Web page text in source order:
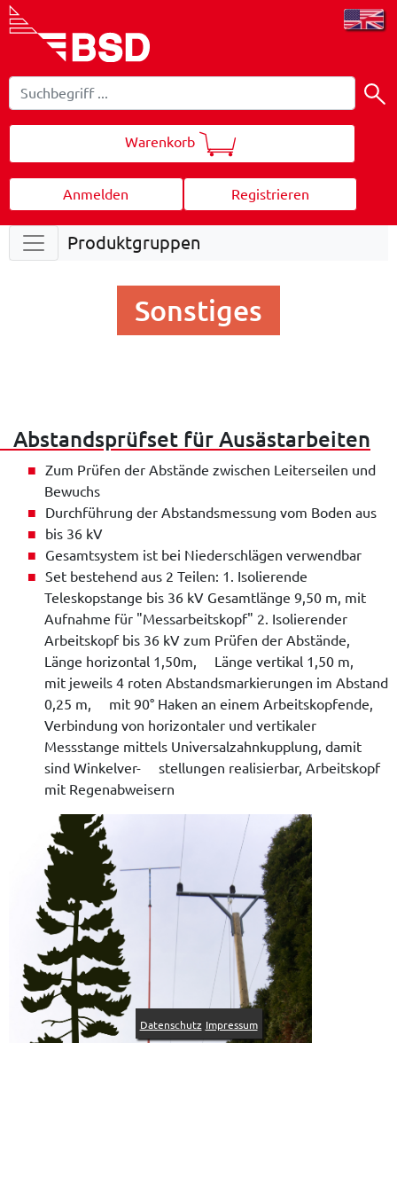
Warenkorb
Anmelden Registrieren
Produktgruppen
Sonstiges
Abstandsprüfset für Ausästarbeiten
Zum Prüfen der Abstände zwischen Leiterseilen und
Bewuchs
Durchführung der Abstandsmessung vom Boden aus
bis 36 kV
Gesamtsystem ist bei Niederschlägen verwendbar
Set bestehend aus 2 Teilen: 1. Isolierende
Teleskopstange bis 36 kV Gesamtlänge 9,50 m, mit
Aufnahme für "Messarbeitskopf" 2. Isolierender
Arbeitskopf bis 36 kV zum Prüfen der Abstände,
Länge horizontal 1,50m, Länge vertikal 1,50 m,
mit jeweils 4 roten Abstandsmarkierungen im Abstand
0,25 m, mit 90° Haken an einem Arbeitskopfende,
Verbindung von horizontaler und vertikaler
Messstange mittels Universalzahnkupplung, damit
sind Winkelver- stellungen realisierbar, Arbeitskopf
mit Regenabweisern
Datenschutz Impressum